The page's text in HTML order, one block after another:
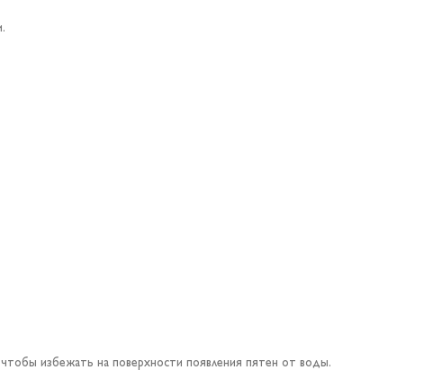
избежать на поверхности появления пятен от воды.